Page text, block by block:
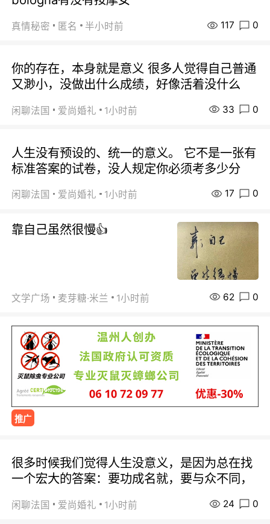
真情秘密 匿名 半小时前 117 0
你的存在，本身就是意义 很多人觉得自己普通
又渺小，没做出什么成绩，好像活着没什么
闲聊法国 爱尚婚礼 1小时前 33 0
人生没有预设的、统一的意义。 它不是一张有
标准答案的试卷，没人规定你必须考多少分
闲聊法国 爱尚婚礼 1小时前 17 0
靠自己虽然很慢👍
文学广场 麦芽糖·米兰 1小时前 62 0
推广
很多时候我们觉得人生没意义，是因为总在找
一个宏大的答案：要功成名就，要与众不同，
闲聊法国 爱尚婚礼 1小时前 24 0